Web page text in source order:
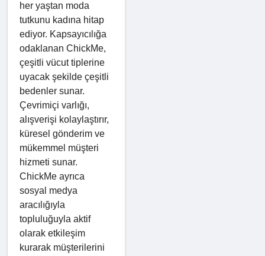
her yaştan moda
tutkunu kadına hitap
ediyor. Kapsayıcılığa
odaklanan ChickMe,
çeşitli vücut tiplerine
uyacak şekilde çeşitli
bedenler sunar.
Çevrimiçi varlığı,
alışverişi kolaylaştırır,
küresel gönderim ve
mükemmel müşteri
hizmeti sunar.
ChickMe ayrıca
sosyal medya
aracılığıyla
topluluğuyla aktif
olarak etkileşim
kurarak müşterilerini